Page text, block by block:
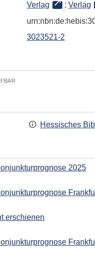
Verlag ; Verlag
3023521-2
Hessisches
2025
erschienen